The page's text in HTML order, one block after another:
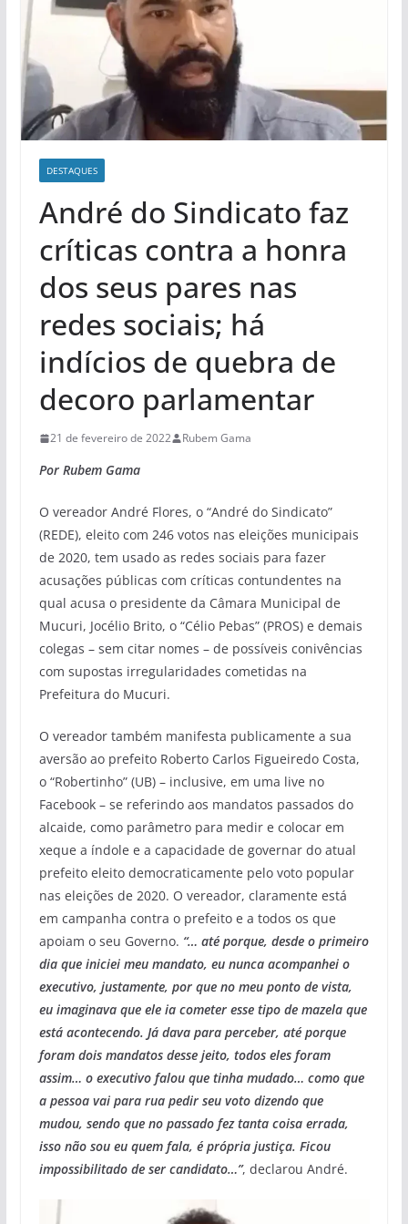
DESTAQUES
André do Sindicato faz
críticas contra a honra
dos seus pares nas
redes sociais; há
indícios de quebra de
decoro parlamentar
21 de fevereiro de 2022 Rubem Gama
Por Rubem Gama
O vereador André Flores, o “André do Sindicato”
(REDE), eleito com 246 votos nas eleições municipais
de 2020, tem usado as redes sociais para fazer
acusações públicas com críticas contundentes na
qual acusa o presidente da Câmara Municipal de
Mucuri, Jocélio Brito, o “Célio Pebas” (PROS) e demais
colegas – sem citar nomes – de possíveis conivências
com supostas irregularidades cometidas na
Prefeitura do Mucuri.
O vereador também manifesta publicamente a sua
aversão ao prefeito Roberto Carlos Figueiredo Costa,
o “Robertinho” (UB) – inclusive, em uma live no
Facebook – se referindo aos mandatos passados do
alcaide, como parâmetro para medir e colocar em
xeque a índole e a capacidade de governar do atual
prefeito eleito democraticamente pelo voto popular
nas eleições de 2020. O vereador, claramente está
em campanha contra o prefeito e a todos os que
apoiam o seu Governo. “… até porque, desde o primeiro
dia que iniciei meu mandato, eu nunca acompanhei o
executivo, justamente, por que no meu ponto de vista,
eu imaginava que ele ia cometer esse tipo de mazela que
está acontecendo. Já dava para perceber, até porque
foram dois mandatos desse jeito, todos eles foram
assim… o executivo falou que tinha mudado… como que
a pessoa vai para rua pedir seu voto dizendo que
mudou, sendo que no passado fez tanta coisa errada,
isso não sou eu quem fala, é própria justiça. Ficou
impossibilitado de ser candidato…”, declarou André.